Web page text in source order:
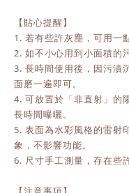
【貼心提醒】
1. 若有些許灰塵，可用一
2. 如不小心用到小面積的
3. 長時間使用後，因污漬
面磨一遍即可。
4. 可放置於「非直射」的
長時間曝曬。
5. 表面為水彩風格的雷射
象，不影響功能。
6. 尺寸手工測量，存在些